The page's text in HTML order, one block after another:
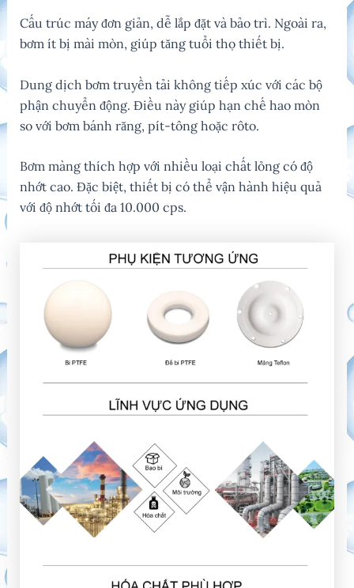
Cấu trúc máy đơn giản, dễ lắp đặt và bảo trì. Ngoài ra,
bơm ít bị mài mòn, giúp tăng tuổi thọ thiết bị.
Dung dịch bơm truyền tải không tiếp xúc với các bộ
phận chuyển động. Điều này giúp hạn chế hao mòn
so với bơm bánh răng, pít-tông hoặc rôto.
Bơm màng thích hợp với nhiều loại chất lỏng có độ
nhớt cao. Đặc biệt, thiết bị có thể vận hành hiệu quả
với độ nhớt tối đa 10.000 cps.